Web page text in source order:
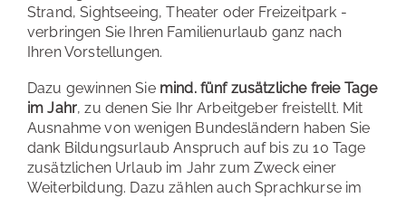
Strand, Sightseeing, Theater oder Freizeitpark -
verbringen Sie Ihren Familienurlaub ganz nach
Ihren Vorstellungen.
Dazu gewinnen Sie mind. fünf zusätzliche freie Tage
im Jahr, zu denen Sie Ihr Arbeitgeber freistellt. Mit
Ausnahme von wenigen Bundesländern haben Sie
dank Bildungsurlaub Anspruch auf bis zu 10 Tage
zusätzlichen Urlaub im Jahr zum Zweck einer
Weiterbildung. Dazu zählen auch Sprachkurse im